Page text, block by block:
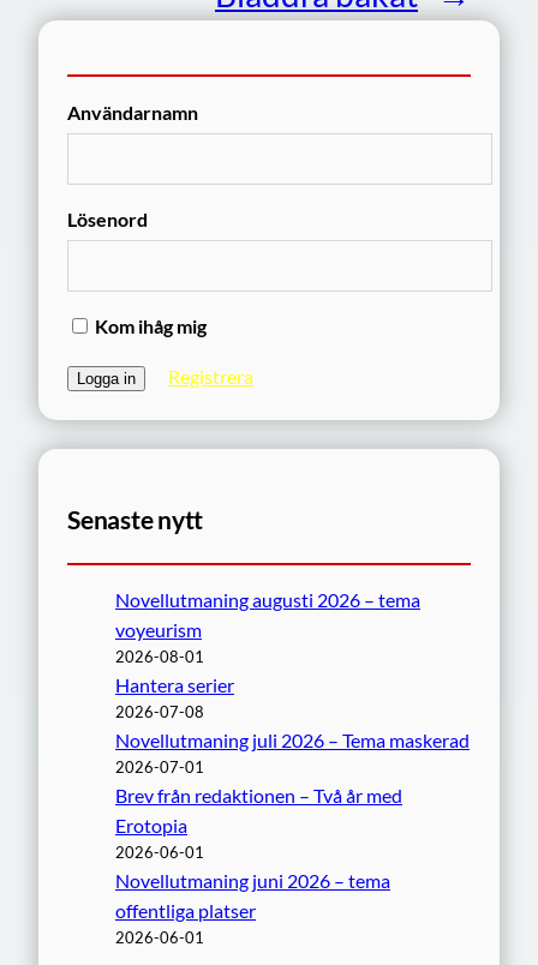
Användarnamn
Lösenord
Kom ihåg mig
Registrera
Senaste nytt
Novellutmaning augusti 2026 – tema
voyeurism
2026-08-01
Hantera serier
2026-07-08
Novellutmaning juli 2026 – Tema maskerad
2026-07-01
Brev från redaktionen – Två år med
Erotopia
2026-06-01
Novellutmaning juni 2026 – tema
offentliga platser
2026-06-01